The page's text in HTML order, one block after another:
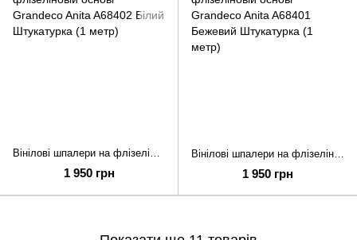
Вінілові шпалери на флізеліновій основі Grandeco Anita A68402 Білий Штукатурка (1 метр)
1 950 грн
Вінілові шпалери на флізеліновій основі Grandeco Anita A68401 Бежевий Штукатурка (1 метр)
1 950 грн